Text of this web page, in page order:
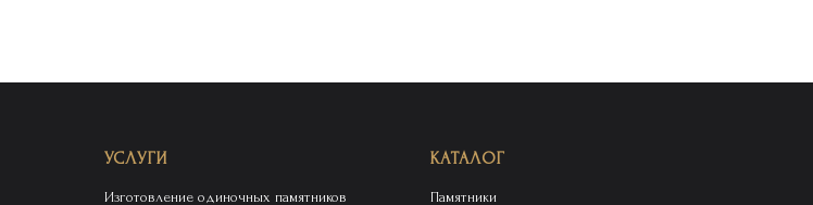
УСЛУГИ
Изготовление одиночных памятников
КАТАЛОГ
Памятники